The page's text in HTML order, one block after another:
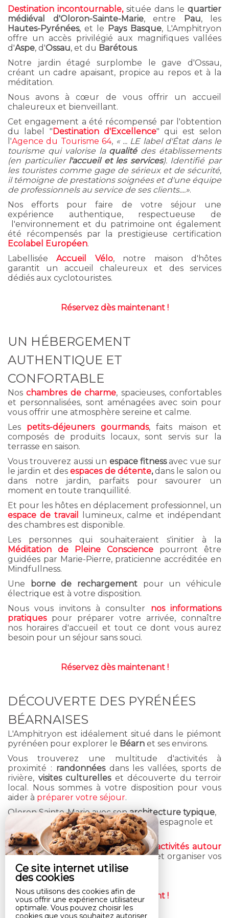
Ce site internet utilise
des cookies
Nous utilisons des cookies afin de
vous offrir une expérience utilisateur
optimale. Vous pouvez choisir les
cookies que vous souhaitez autoriser
Destination incontournable,située dans le quartier
médiéval d'Oloron-Sainte-Marie, entre Pau, les
Hautes-Pyrénées, et le Pays Basque, L'Amphitryon
offre un accès privilégié aux magnifiques vallées
d'Aspe, d'Ossau, et du Barétous.
Notre jardin étagé surplombe le gave d'Ossau,
créant un cadre apaisant, propice au repos et à la
méditation.
Nous avons à cœur de vous offrir un accueil
chaleureux et bienveillant.
Cet engagement a été récompensé par l'obtention
du label "Destination d'Excellence" qui est selon
l'Agence du Tourisme 64, « ... LE label d'État dans le
tourisme qui valorise la qualitédes établissements
(en particulier l'accueil et les services). Identifié par
les touristes comme gage de sérieux et de sécurité,
il témoigne de prestations soignées et d'une équipe
de professionnels au service de ses clients....».
Nos efforts pour faire de votre séjour une
expérience authentique, respectueuse de
l'environnement et du patrimoine ont également
été récompensés par la prestigieuse certification
Ecolabel Européen.
LabelliséeAccueil Vélo, notre maison d'hôtes
garantit un accueil chaleureux et des services
dédiés aux cyclotouristes.
Réservez dès maintenant !
UN HÉBERGEMENT
AUTHENTIQUE ET
CONFORTABLE
Noschambres de charme, spacieuses, confortables
et personnalisées, sont aménagées avec soin pour
vous offrir une atmosphère sereine et calme.
Les petits-déjeuners gourmands, faits maison et
composés de produits locaux, sont servis sur la
terrasse en saison.
Vous trouverez aussi un espace fitnessavec vue sur
le jardin et desespaces de détente,dans le salon ou
dans notre jardin, parfaits pour savourer un
moment en toute tranquillité.
Et pour les hôtes en déplacement professionnel, un
espace de travail
lumineux, calme et indépendant
des chambres est disponible.
Les personnes qui souhaiteraient s'initier à la
Méditation de Pleine Conscience pourront être
guidées par Marie-Pierre, praticienne accréditée en
Mindfullness.
Une borne de rechargement pour un véhicule
électrique est à votre disposition.
Nous vous invitons à consulter nos informations
pratiquespour préparer votre arrivée, connaître
nos horaires d'accueil et tout ce dont vous aurez
besoin pour un séjour sans souci.
Réservez dès maintenant !
DÉCOUVERTE DES PYRÉNÉES
BÉARNAISES
L'Amphitryon est idéalement situé dans le piémont
pyrénéen pour explorer le Béarn et ses environs.
Vous trouverez une multitude d'activités à
proximité : randonnéesdans les vallées, sports de
rivière, visites culturelleset découverte du terroir
local. Nous sommes à votre disposition pour vous
aider à préparer votre séjour.
Oloron Sainte-Marie avec sonarchitecture typique,
est la dernière ville avant la frontière espagnole et
l'Aragon, en direction de Saragosse.
Consultez notre page dédiée auxactivités autour
de L'Amphitryonpour vous inspirer et organiser vos
journées.
Réservez dès maintenant !